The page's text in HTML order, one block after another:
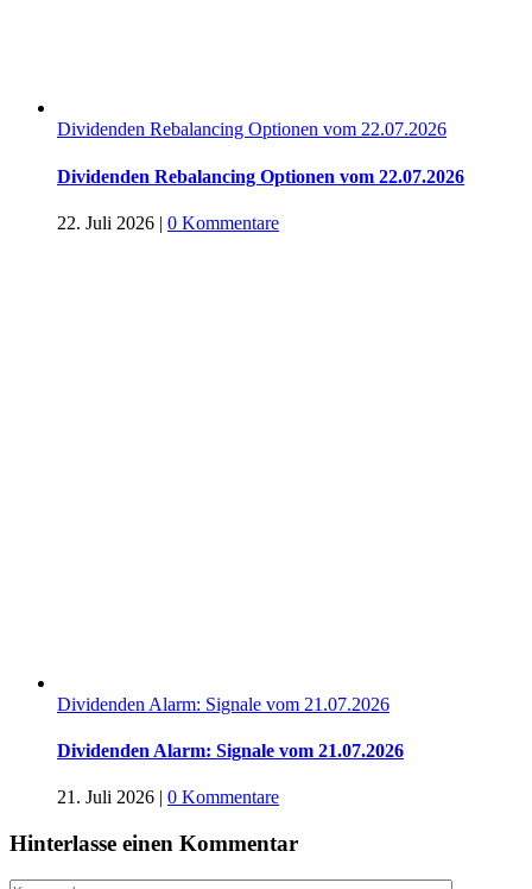
Dividenden Rebalancing Optionen vom 22.07.2026
Dividenden Rebalancing Optionen vom 22.07.2026
22. Juli 2026 | 0 Kommentare
Dividenden Alarm: Signale vom 21.07.2026
Dividenden Alarm: Signale vom 21.07.2026
21. Juli 2026 0 Kommentare
Hinterlasse einen Kommentar